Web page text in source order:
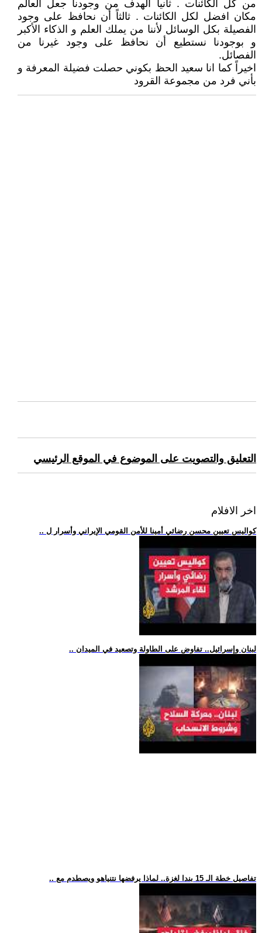
من كل الكائنات . ثانياً الهدف من وجودنا جعل العالم
مكان افضل لكل الكائنات . ثالثاً أن نحافظ على وجود
الفصيلة بكل الوسائل لأننا من يملك العلم و الذكاء الأكبر
و بوجودنا نستطيع أن نحافظ على وجود غيرنا من
الفصائل.
اخيراً كما انا سعيد الحظ بكوني حصلت فضيلة المعرفة و
بأني فرد من مجموعة القرود
التعليق والتصويت على الموضوع في الموقع الرئيسي
اخر الافلام
.. كواليس تعيين محسن رضائي أمينا للأمن القومي الإيراني وأسرار ل
.. لبنان وإسرائيل.. تفاوض على الطاولة وتصعيد في الميدان
.. تفاصيل خطة الـ 15 بندا لغزة.. لماذا يرفضها نتنياهو ويصطدم مع